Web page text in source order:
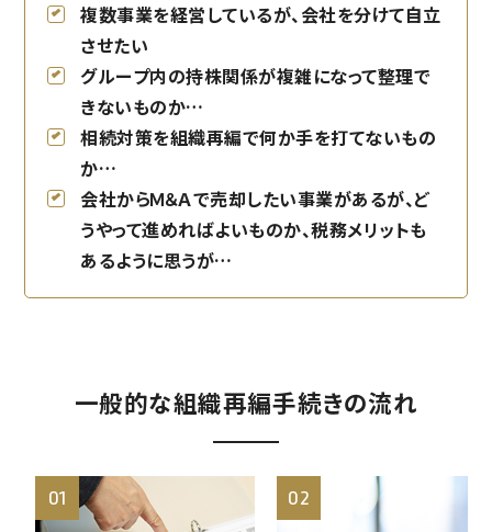
複数事業を経営しているが、会社を分けて自立
させたい
グループ内の持株関係が複雑になって整理で
きないものか…
相続対策を組織再編で何か手を打てないもの
か…
会社からＭ＆Ａで売却したい事業があるが、ど
うやって進めればよいものか、税務メリットも
あるように思うが…
一般的な組織再編手続きの流れ
01 02